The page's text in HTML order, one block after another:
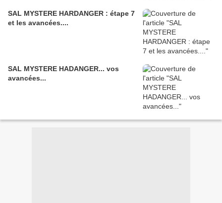
SAL MYSTERE HARDANGER : étape 7
et les avancées....
SAL MYSTERE HADANGER... vos
avancées...